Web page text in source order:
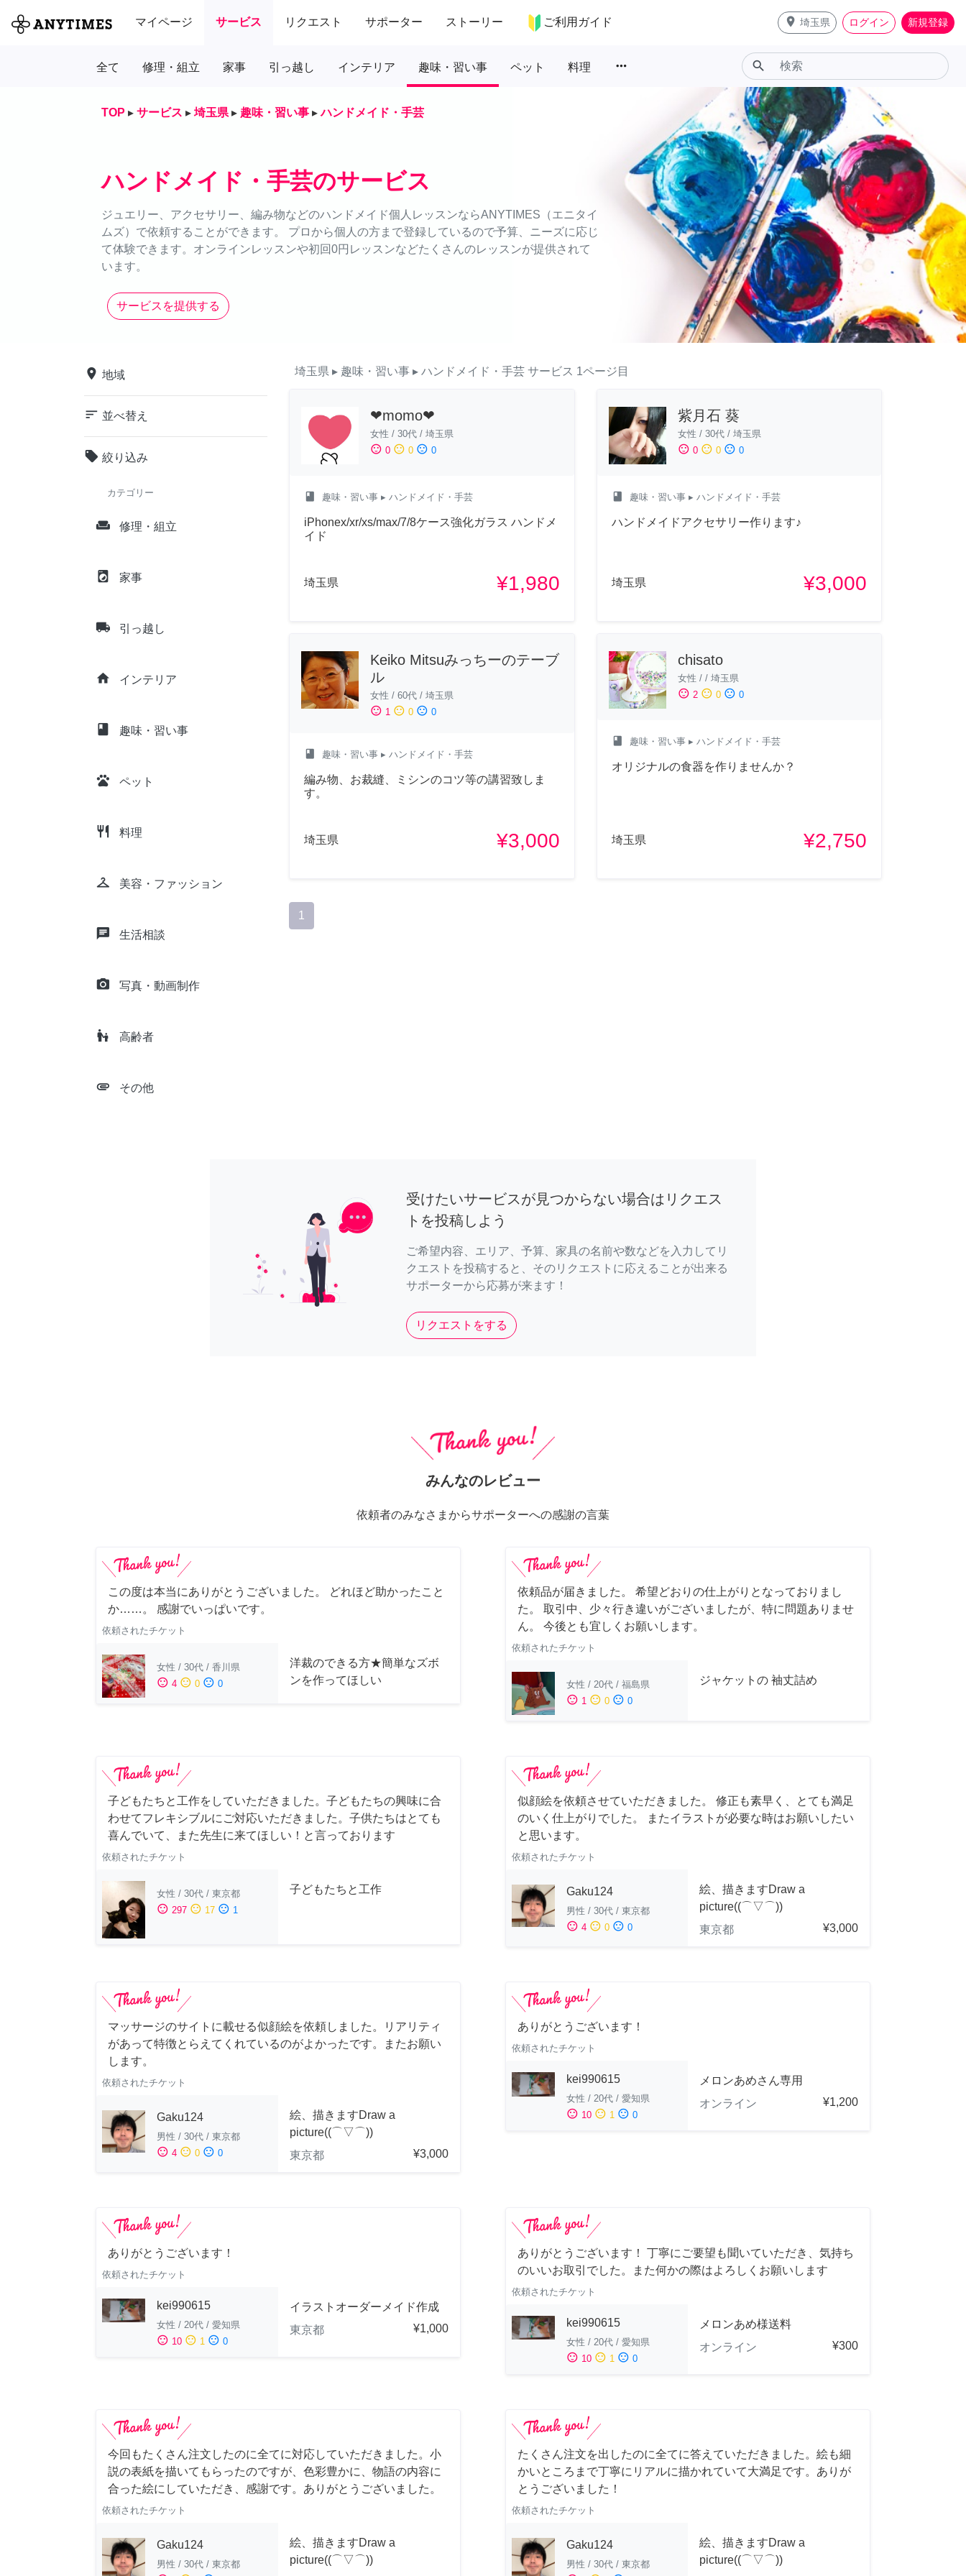
マイページ サービス リクエスト サポーター ストーリー ご利用ガイド place 埼玉県 ログイン 新規登録
全て 修理・組立 家事 引っ越し インテリア 趣味・習い事 ペット 料理 more_horiz search
TOP ▸ サービス ▸ 埼玉県 ▸ 趣味・習い事 ▸ ハンドメイド・手芸
ハンドメイド・手芸のサービス
ジュエリー、アクセサリー、編み物などのハンドメイド個人レッスンならANYTIMES（エニタイ
ムズ）で依頼することができます。 プロから個人の方まで登録しているので予算、ニーズに応じ
て体験できます。オンラインレッスンや初回0円レッスンなどたくさんのレッスンが提供されて
います。
サービスを提供する
place 地域
sort 並べ替え
local_offer 絞り込み
カテゴリー
weekend 修理・組立
local_laundry_service 家事
local_shipping 引っ越し
home インテリア
class 趣味・習い事
pets ペット
restaurant 料理
checkroom 美容・ファッション
chat 生活相談
camera_alt 写真・動画制作
escalator_warning 高齢者
attachment その他
埼玉県 ▸ 趣味・習い事 ▸ ハンドメイド・手芸 サービス 1ページ目
❤︎momo❤︎
女性 / 30代 / 埼玉県
sentiment_satisfied 0 sentiment_neutral 0 sentiment_dissatisfied 0
class 趣味・習い事 ▸ ハンドメイド・手芸
iPhonex/xr/xs/max/7/8ケース強化ガラス ハンドメ
イド
埼玉県 ¥1,980
紫月石 葵
女性 / 30代/ 埼玉県
sentiment_satisfied 0 sentiment_neutral 0 sentiment_dissatisfied 0
class 趣味・習い事▸ ハンドメイド・手芸
ハンドメイドアクセサリー作ります♪
埼玉県 ¥3,000
Keiko Mitsuみっちーのテーブ
ル
女性 / 60代 / 埼玉県
sentiment_satisfied 1 sentiment_neutral 0 sentiment_dissatisfied 0
class 趣味・習い事 ▸ ハンドメイド・手芸
編み物、お裁縫、ミシンのコツ等の講習致しま
す。
埼玉県 ¥3,000
chisato
女性 / / 埼玉県
sentiment_satisfied 2 sentiment_neutral 0 sentiment_dissatisfied 0
class 趣味・習い事▸ ハンドメイド・手芸
オリジナルの食器を作りませんか？
埼玉県 ¥2,750
1
受けたいサービスが見つからない場合はリクエス
トを投稿しよう
ご希望内容、エリア、予算、家具の名前や数などを入力してリ
クエストを投稿すると、そのリクエストに応えることが出来る
サポーターから応募が来ます！
リクエストをする
みんなのレビュー
依頼者のみなさまからサポーターへの感謝の言葉
この度は本当にありがとうございました。 どれほど助かったこと
か……。 感謝でいっぱいです。
依頼されたチケット
女性 / 30代 / 香川県
sentiment_satisfied 4 sentiment_neutral 0 sentiment_dissatisfied 0
洋裁のできる方★簡単なズボ
ンを作ってほしい
依頼品が届きました。 希望どおりの仕上がりとなっておりまし
た。 取引中、少々行き違いがございましたが、特に問題ありませ
ん。 今後とも宜しくお願いします。
依頼されたチケット
女性 / 20代 / 福島県
sentiment_satisfied 1 sentiment_neutral 0 sentiment_dissatisfied 0
ジャケットの 袖丈詰め
子どもたちと工作をしていただきました。子どもたちの興味に合
わせてフレキシブルにご対応いただきました。子供たちはとても
喜んでいて、また先生に来てほしい！と言っております
依頼されたチケット
女性 / 30代 / 東京都
sentiment_satisfied 297 sentiment_neutral 17 sentiment_dissatisfied 1
子どもたちと工作
似顔絵を依頼させていただきました。 修正も素早く、とても満足
のいく仕上がりでした。 またイラストが必要な時はお願いしたい
と思います。
依頼されたチケット
Gaku124
男性 / 30代 / 東京都
sentiment_satisfied 4 sentiment_neutral 0 sentiment_dissatisfied 0
絵、描きますDraw a
picture((⌒▽⌒))
東京都
¥3,000
マッサージのサイトに載せる似顔絵を依頼しました。リアリティ
があって特徴とらえてくれているのがよかったです。またお願い
します。
依頼されたチケット
Gaku124
男性 / 30代 / 東京都
sentiment_satisfied 4 sentiment_neutral 0 sentiment_dissatisfied 0
絵、描きますDraw a
picture((⌒▽⌒))
東京都
¥3,000
ありがとうございます！
依頼されたチケット
kei990615
女性 / 20代 / 愛知県
sentiment_satisfied 10 sentiment_neutral 1 sentiment_dissatisfied 0
メロンあめさん専用
オンライン
¥1,200
ありがとうございます！
依頼されたチケット
kei990615
女性 / 20代 / 愛知県
sentiment_satisfied 10 sentiment_neutral 1 sentiment_dissatisfied 0
イラストオーダーメイド作成
東京都
¥1,000
ありがとうございます！ 丁寧にご要望も聞いていただき、気持ち
のいいお取引でした。また何かの際はよろしくお願いします
依頼されたチケット
kei990615
女性 / 20代 / 愛知県
sentiment_satisfied 10 sentiment_neutral 1 sentiment_dissatisfied 0
メロンあめ様送料
オンライン
¥300
今回もたくさん注文したのに全てに対応していただきました。小
説の表紙を描いてもらったのですが、色彩豊かに、物語の内容に
合った絵にしていただき、感謝です。ありがとうございました。
依頼されたチケット
Gaku124
男性 / 30代 / 東京都
絵、描きますDraw a
picture((⌒▽⌒))
たくさん注文を出したのに全てに答えていただきました。絵も細
かいところまで丁寧にリアルに描かれていて大満足です。ありが
とうございました！
依頼されたチケット
Gaku124
男性 / 30代 / 東京都
絵、描きますDraw a
picture((⌒▽⌒))